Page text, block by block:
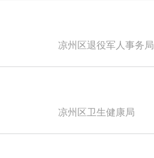
凉州区退役军人事务局
凉州区卫生健康局